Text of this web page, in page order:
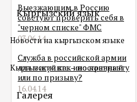
Кыргызский язык
Новости на кыргызском языке
Кыргызский как иностранный
Галерея
Выезжающим в Россию
советуют проверить себя в
"черном списке" ФМС
03.06.14
Служба в российской армии
для мигранта – по контракту
или по призыву?
16.04.14